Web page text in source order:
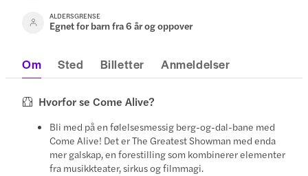
ALDERSGRENSE
Egnet for barn fra 6 år og oppover
Om Sted Billetter Anmeldelser
Hvorfor se Come Alive?
Bli med på en følelsesmessig berg-og-dal-bane med
Come Alive! Det er The Greatest Showman med enda
mer galskap, en forestilling som kombinerer elementer
fra musikkteater, sirkus og filmmagi.